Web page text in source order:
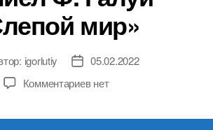
мир»
igorlutiy
Дата05.02.2022
Комментариевк
нет